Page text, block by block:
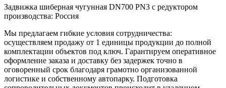
Задвижка шиберная чугунная DN700 PN3 с редуктором
производства: Россия
Мы предлагаем гибкие условия сотрудничества:
осуществляем продажу от 1 единицы продукции до полной
комплектации объектов под ключ. Гарантируем оперативное
оформление заказа и доставку без задержек точно в
оговоренный срок благодаря грамотно организованной
логистике и собственному автопарку. Подготовка